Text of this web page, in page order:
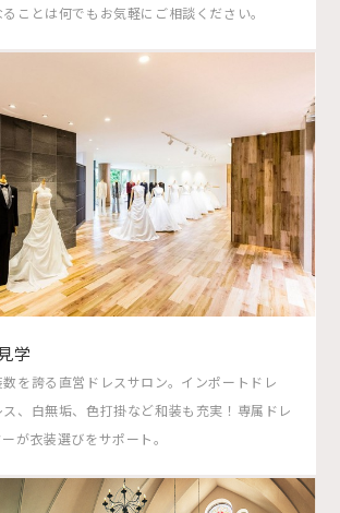
ことは何でもお気軽にご相談ください。
学
を誇る直営ドレスサロン。インポートドレ
、白無垢、色打掛など和装も充実！専属ドレ
が衣装選びをサポート。